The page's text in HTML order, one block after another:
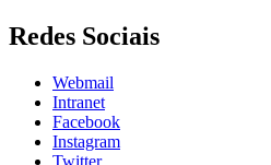
Redes Sociais
Webmail
Intranet
Facebook
Instagram
Twitter